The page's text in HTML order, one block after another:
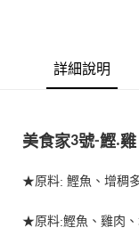
台灣樂天信用卡公司
台新國際商業銀行
台灣樂天信用卡公司
AFTEE先享後付
相關說明
便利好安心！
２．便利：只要手機號
【「AFTEE先享後付」
每筆NT$65
詳細說明
美食家3號-鰹.雞
★原料: 鰹魚、增稠
★原料:鰹魚、雞肉